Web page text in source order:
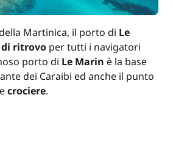
Martinica, il porto di Le
ritrovo per tutti i navigatori
porto di Le Marin è la base
dei Caraibi ed anche il punto
crociere.